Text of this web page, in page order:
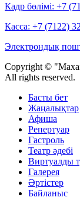
Кадр бөлімі: +7
Касса: +7 (7122)
Электрондық
Copyright ©
All rights reserved.
Басты бет
Жаңалықтар
Афиша
Репертуар
Гастроль
Театр әдебі
Виртуалды
Галерея
Әртістер
Байланыс